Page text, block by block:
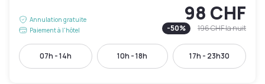
Annulation gratuite
Paiement à l'hôtel
98 CHF
-50% 196 CHFla nuit
07h - 14h 10h - 18h 17h - 23h30